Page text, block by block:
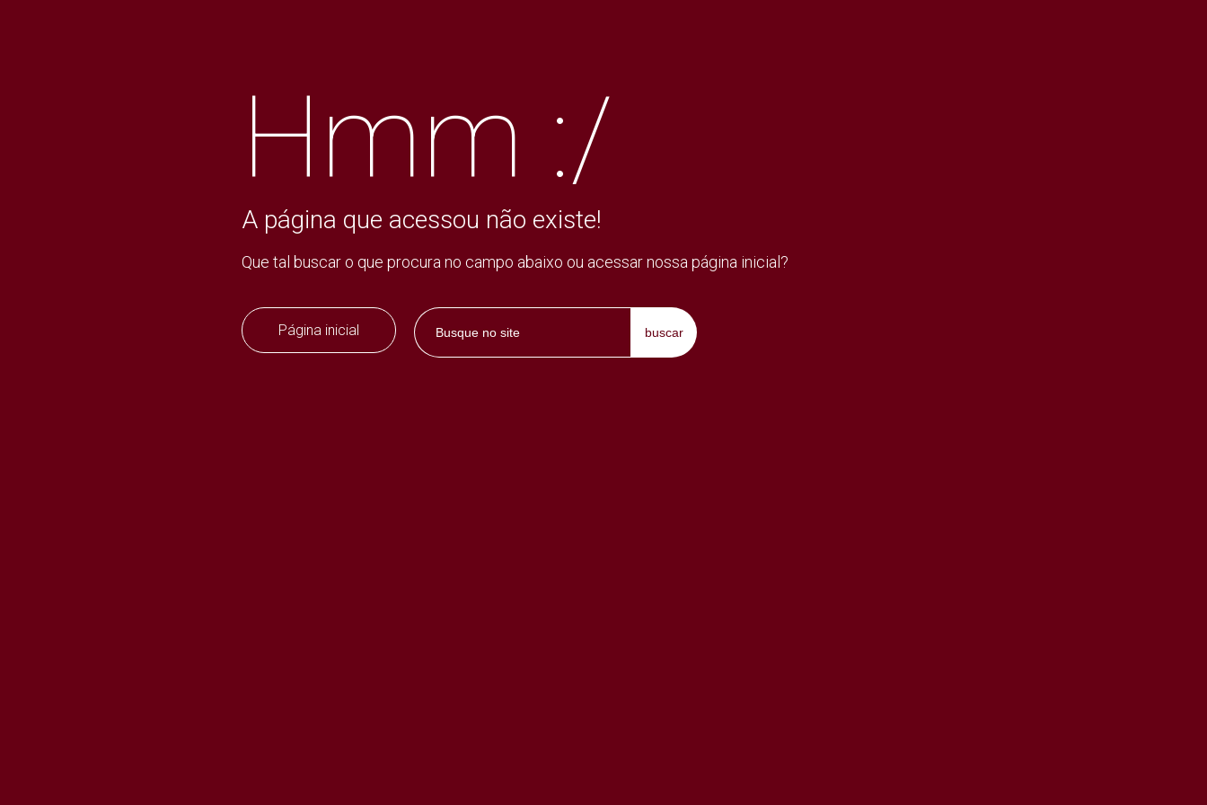
Hmm :/
A página que acessou não existe!
Que tal buscar o que procura no campo abaixo ou acessar nossa página inicial?
Página inicial